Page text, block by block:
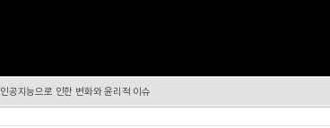
인공지능으로 인한 변화와 윤리적 이슈